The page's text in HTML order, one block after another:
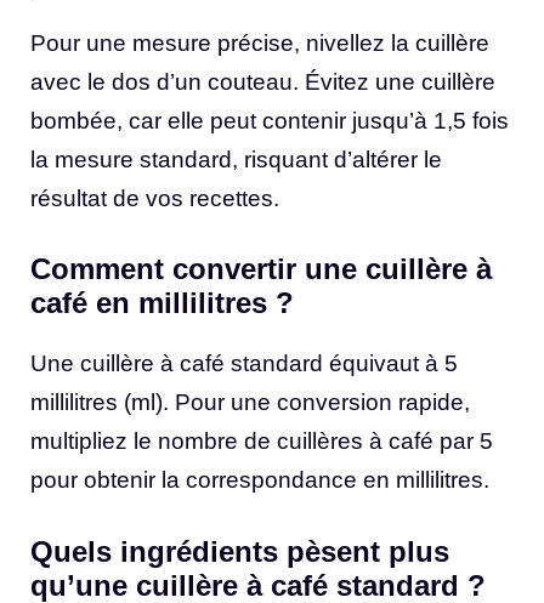
Pour une mesure précise, nivellez la cuillère
avec le dos d’un couteau. Évitez une cuillère
bombée, car elle peut contenir jusqu’à 1,5 fois
la mesure standard, risquant d’altérer le
résultat de vos recettes.
Comment convertir une cuillère à
café en millilitres ?
Une cuillère à café standard équivaut à 5
millilitres (ml). Pour une conversion rapide,
multipliez le nombre de cuillères à café par 5
pour obtenir la correspondance en millilitres.
Quels ingrédients pèsent plus
qu’une cuillère à café standard ?